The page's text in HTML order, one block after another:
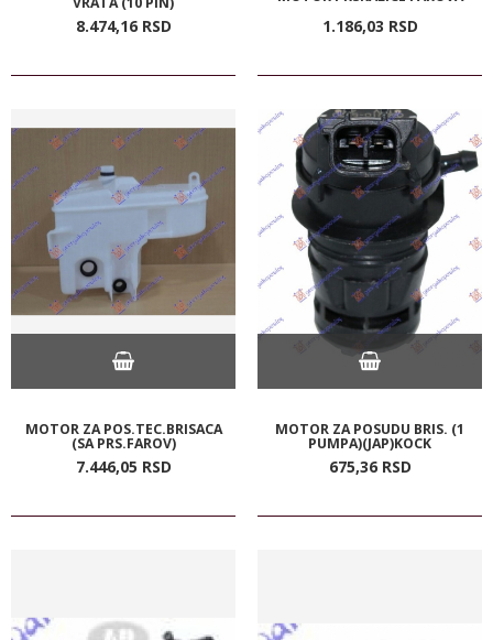
8.474,16 RSD 1.186,03 RSD
MOTOR ZA POS.TEC.BRISACA
(SA PRS.FAROV)
7.446,05 RSD
MOTOR ZA POSUDU BRIS. (1
PUMPA)(JAP)KOCK
675,36 RSD